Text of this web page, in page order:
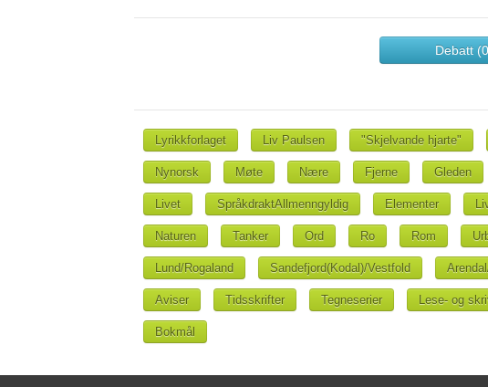
Debatt
Lyrikkforlaget Liv Paulsen "Skjelvande hjarte"
Nynorsk Møte Nære Fjerne Gleden
Livet SpråkdraktAllmenngyldig Elementer
Naturen Tanker Ord Ro Rom
Lund/Rogaland Sandefjord(Kodal)/Vestfold
Aviser Tidsskrifter Tegneserier Lese- og
Bokmål